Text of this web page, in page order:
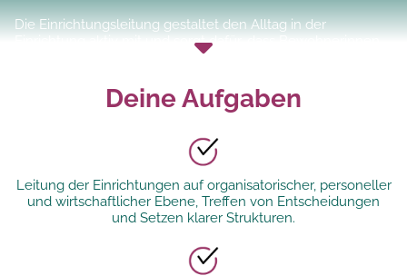
Die Einrichtungsleitung gestaltet den Alltag in der
Einrichtung aktiv mit und sorgt dafür, dass Bewohnerinnen
und Bewohner, Mitarbeitende und Angehörige sich wohl
unterstützt die persönliche und fachliche
Weiterentwicklung der Mitarbeitenden und setzt neue
Engagement, Empathie und Erfahrung sorgt sie dafür, dass
Pflegequalität, Gemeinschaft und ein harmonisches
Deine Aufgaben
Leitung der Einrichtungen auf organisatorischer, personeller
und wirtschaftlicher Ebene, Treffen von Entscheidungen
und Setzen klarer Strukturen.